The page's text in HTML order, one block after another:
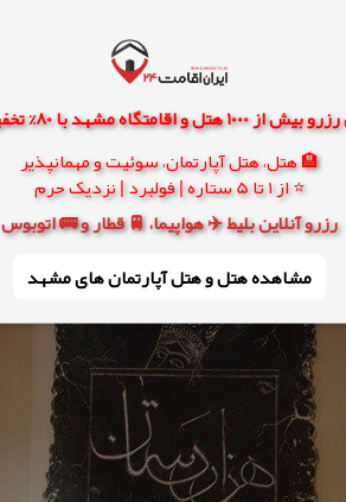
و اقامتگاه مشهد با 80% تخفیف واقعی
🏨 هتل، هتل آپارتمان، سوئیت و مهمانپذیر
⭐ از 1 تا 5 ستاره | فولبرد | نزدیک حرم
رزرو آنلاین بلیط ✈️ هواپیما، 🚆 قطار و 🚌 اتوبوس
مشاهده هتل و هتل‌ آپارتمان های مشهد